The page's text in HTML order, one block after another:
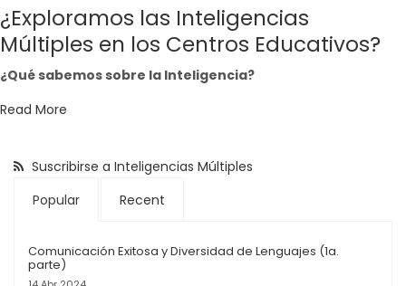
¿Exploramos las Inteligencias
Múltiples en los Centros Educativos?
¿Qué sabemos sobre la Inteligencia?
Read More
Suscribirse a Inteligencias Múltiples
Popular
Recent
Comunicación Exitosa y Diversidad de Lenguajes (1a.
parte)